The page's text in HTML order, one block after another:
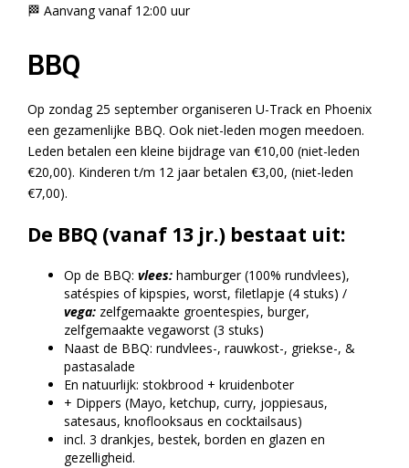
🏁 Aanvang vanaf 12:00 uur
BBQ
Op zondag 25 september organiseren U-Track en Phoenix
een gezamenlijke BBQ. Ook niet-leden mogen meedoen.
Leden betalen een kleine bijdrage van €10,00 (niet-leden
€20,00). Kinderen t/m 12 jaar betalen €3,00, (niet-leden
€7,00).
De BBQ (vanaf 13 jr.) bestaat uit:
Op de BBQ: vlees: hamburger (100% rundvlees),
satéspies of kipspies, worst, filetlapje (4 stuks) /
vega: zelfgemaakte groentespies, burger,
zelfgemaakte vegaworst (3 stuks)
Naast de BBQ: rundvlees-, rauwkost-, griekse-, &
pastasalade
En natuurlijk: stokbrood + kruidenboter
+ Dippers (Mayo, ketchup, curry, joppiesaus,
satesaus, knoflooksaus en cocktailsaus)
incl. 3 drankjes, bestek, borden en glazen en
gezelligheid.